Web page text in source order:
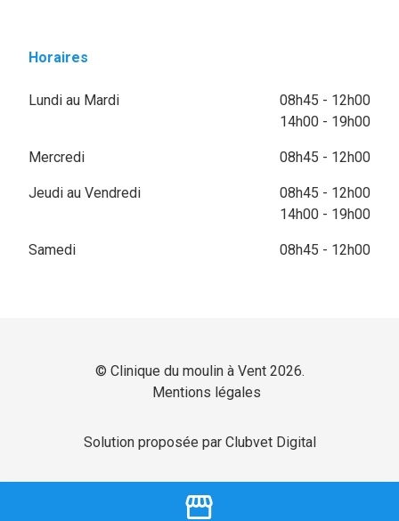
storefront
Horaires
Lundi au Mardi
08h45 - 12h00
14h00 - 19h00
Mercredi 08h45 - 12h00
Jeudi au Vendredi
08h45 - 12h00
14h00 - 19h00
Samedi 08h45 - 12h00
© Clinique du moulin à Vent 2026.
Mentions légales
Solution proposée par Clubvet Digital